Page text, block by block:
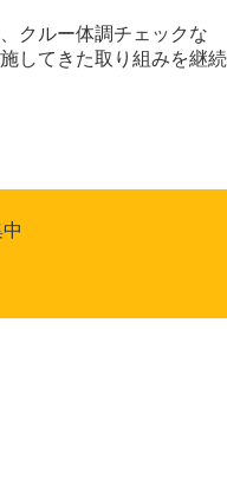
クルー体調チェックな
してきた取り組みを継続